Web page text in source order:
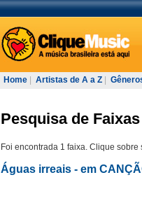
Home Artistas de A a Z
Pesquisa de
Foi encontrada 1 faixa. Clique
Águas irreais - em